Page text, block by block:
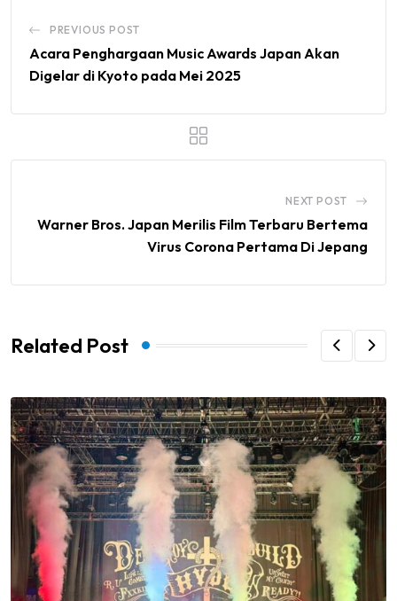
PREVIOUS POST
Acara Penghargaan Music Awards Japan Akan
Digelar di Kyoto pada Mei 2025
NEXT POST
Warner Bros. Japan Merilis Film Terbaru Bertema
Virus Corona Pertama Di Jepang
Related Post